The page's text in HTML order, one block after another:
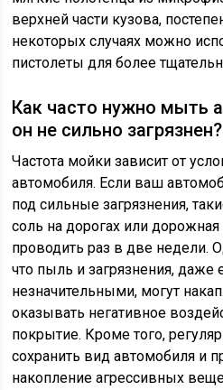
верхней части кузова,
некоторых случаях можно
пистолеты для более
Как часто нужно мыть
он не сильно загрязнен?
Частота мойки зависит от
автомобиля. Если ваш
под сильные загрязнения,
соль на дорогах или
проводить раз в две недели.
что пыль и загрязнения, даже
незначительными, могут
оказывать негативное
покрытие. Кроме того,
сохранить вид автомобиля и
накопление агрессивных